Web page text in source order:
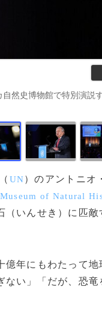
然史博物館で特別演説
UN）のアントニオ
of Natural
（いんせき）に匹
年にもわたって地
ない」「だが、恐